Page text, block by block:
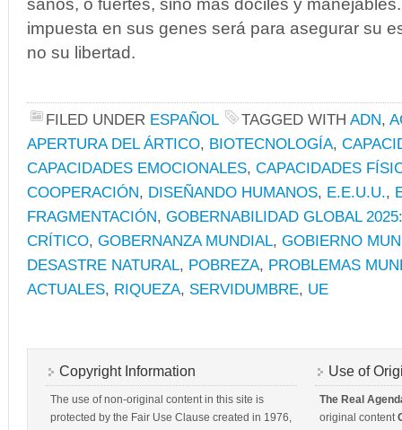
sanos, o fuertes, sino más dóciles y
impuesta en sus genes será para asegurar su
no su libertad.
FILED UNDER ESPAÑOL TAGGED WITH ADN,
APERTURA DEL ÁRTICO, BIOTECNOLOGÍA,
CAPACIDADES EMOCIONALES, CAPACIDADES
COOPERACIÓN, DISEÑANDO HUMANOS, E.E.U.U.,
FRAGMENTACIÓN, GOBERNABILIDAD GLOBAL
CRÍTICO, GOBERNANZA MUNDIAL, GOBIERNO
DESASTRE NATURAL, POBREZA, PROBLEMAS
ACTUALES, RIQUEZA, SERVIDUMBRE, UE
Copyright Information
The use of non-original content in this site is
protected by the Fair Use Clause created in 1976,
Use of
The Real
original content